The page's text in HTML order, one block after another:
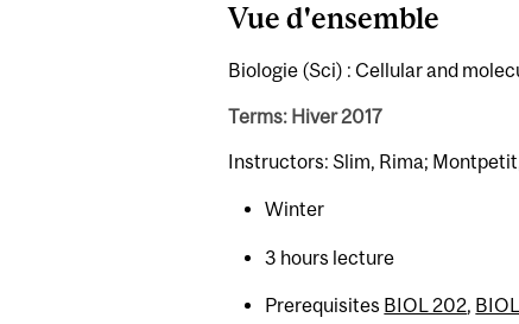
Vue d'ensemble
Biologie (Sci) : Cellular and
Terms: Hiver 2017
Instructors: Slim, Rima;
Winter
3 hours lecture
Prerequisites BIOL 202,